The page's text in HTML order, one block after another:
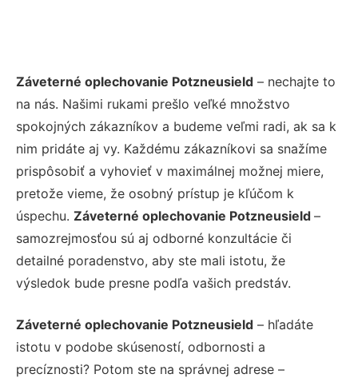
Záveterné oplechovanie Potzneusield – nechajte to
na nás. Našimi rukami prešlo veľké množstvo
spokojných zákazníkov a budeme veľmi radi, ak sa k
nim pridáte aj vy. Každému zákazníkovi sa snažíme
prispôsobiť a vyhovieť v maximálnej možnej miere,
pretože vieme, že osobný prístup je kľúčom k
úspechu. Záveterné oplechovanie Potzneusield –
samozrejmosťou sú aj odborné konzultácie či
detailné poradenstvo, aby ste mali istotu, že
výsledok bude presne podľa vašich predstáv.
Záveterné oplechovanie Potzneusield – hľadáte
istotu v podobe skúseností, odbornosti a
precíznosti? Potom ste na správnej adrese –